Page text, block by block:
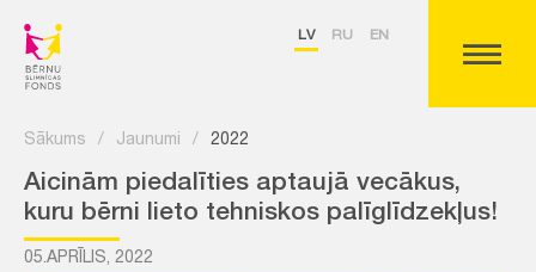
LV RU EN
Sākums / Jaunumi / 2022
Aicinām piedalīties aptaujā vecākus,
kuru bērni lieto tehniskos palīglīdzekļus!
05.APRĪLIS, 2022